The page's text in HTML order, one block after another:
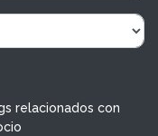
relacionados con